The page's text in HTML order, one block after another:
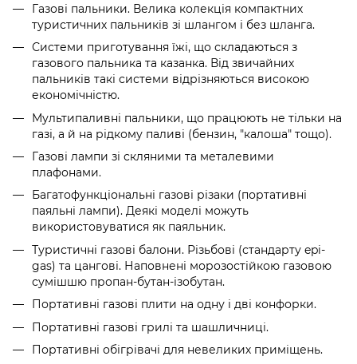
Газові пальники. Велика колекція компактних
туристичних пальників зі шлангом і без шланга.
Системи приготування їжі, що складаються з
газового пальника та казанка. Від звичайних
пальників такі системи відрізняються високою
економічністю.
Мультипаливні пальники, що працюють не тільки на
газі, а й на рідкому паливі (бензин, "калоша" тощо).
Газові лампи зі скляними та металевими
плафонами.
Багатофункціональні газові різаки (портативні
паяльні лампи). Деякі моделі можуть
використовуватися як паяльник.
Туристичні газові балони. Різьбові (стандарту epi-
gas) та цангові. Наповнені морозостійкою газовою
сумішшю пропан-бутан-ізобутан.
Портативні газові плити на одну і дві конфорки.
Портативні газові грилі та шашличниці.
Портативні обігрівачі для невеликих приміщень.